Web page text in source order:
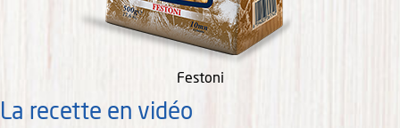
Festoni
La recette en vidéo